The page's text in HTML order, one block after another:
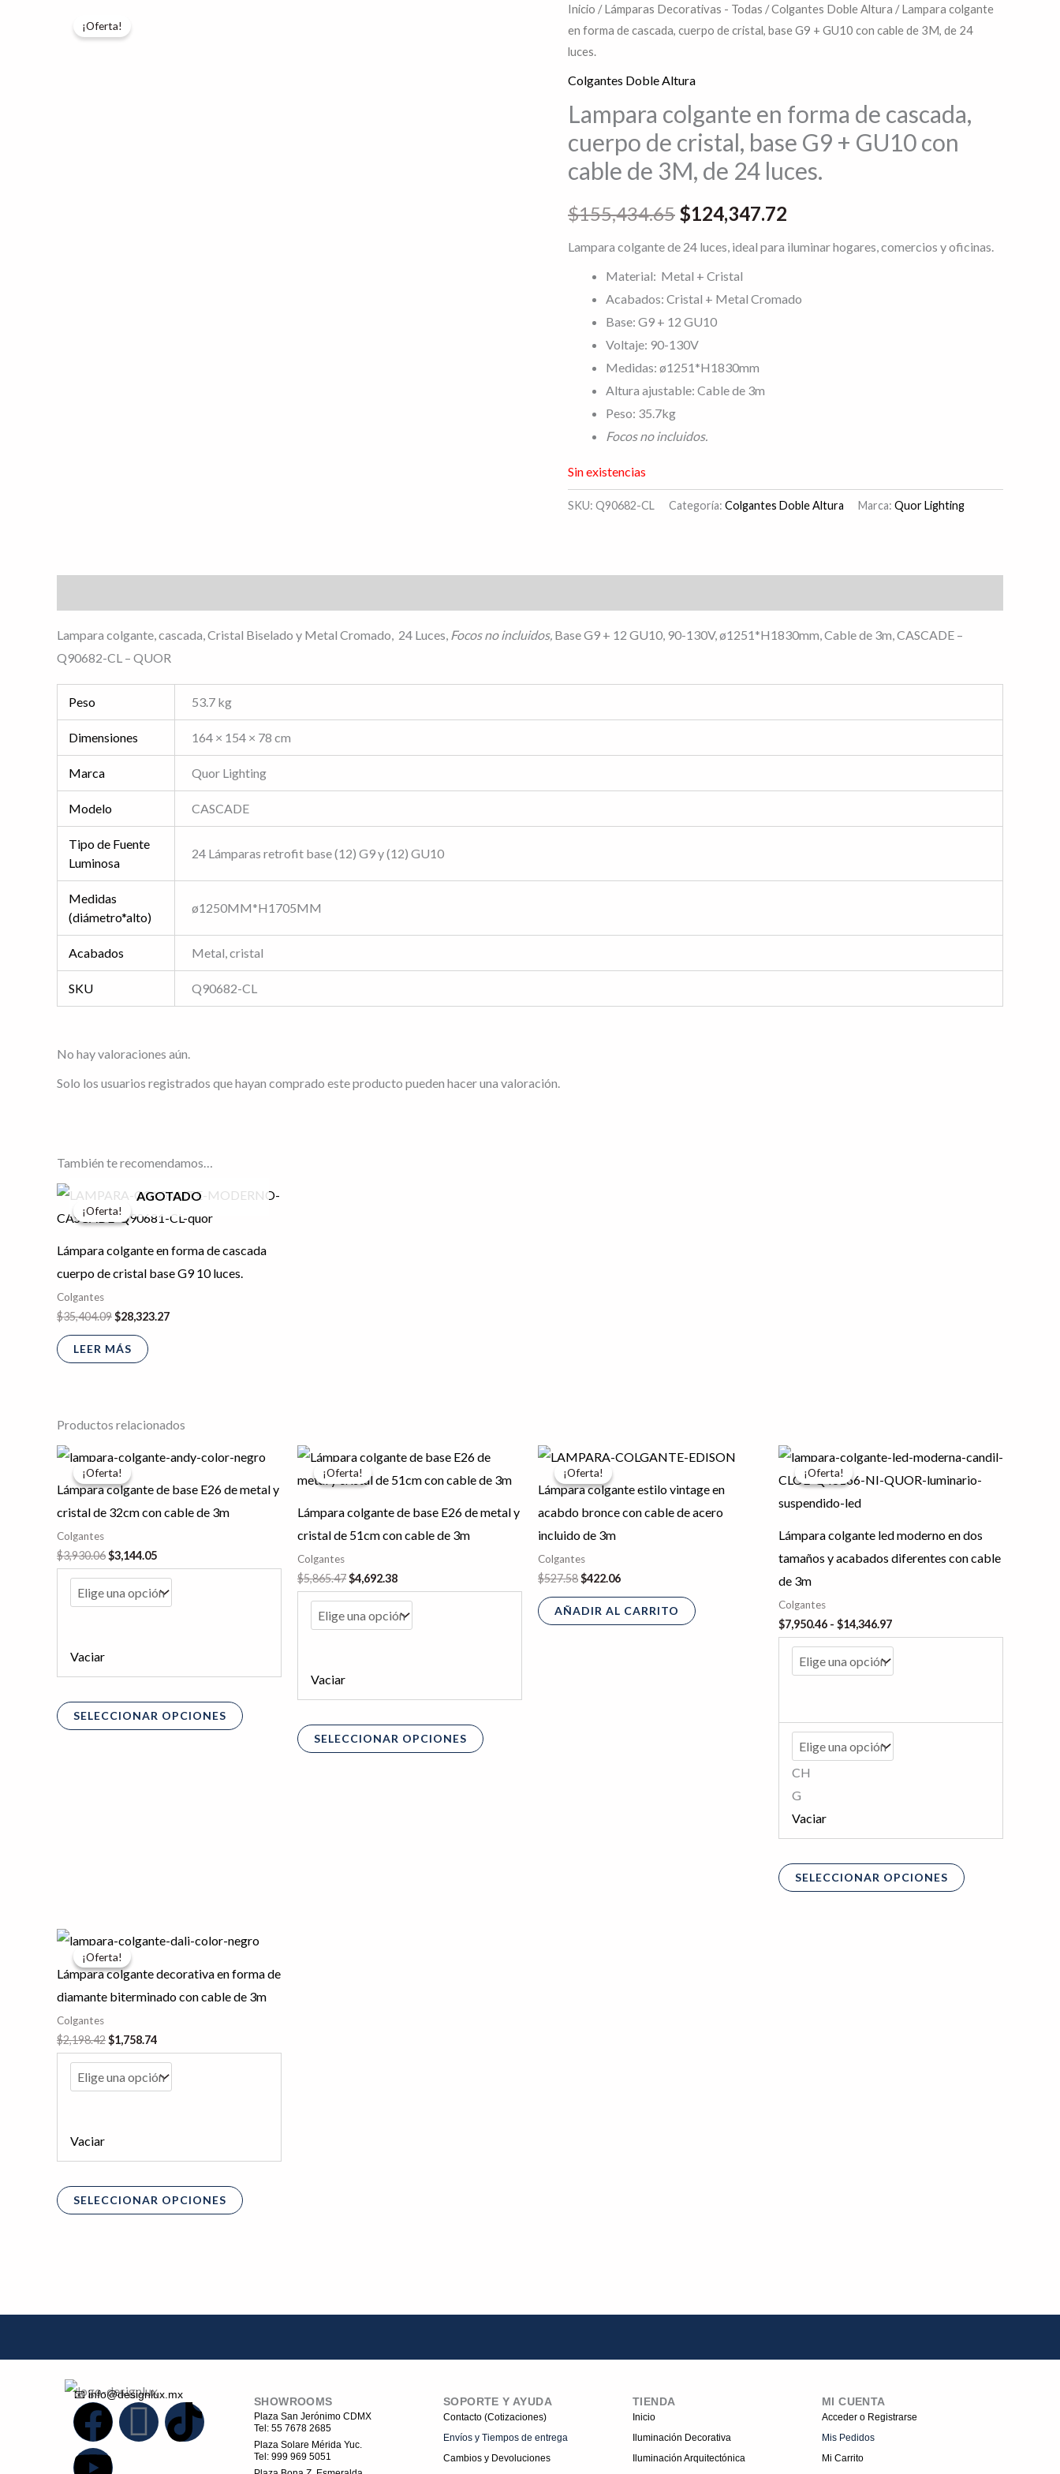
¡Oferta!
Inicio /Lámparas Decorativas - Todas /Colgantes Doble Altura / Lampara colgante
en forma de cascada, cuerpo de cristal, base G9 + GU10 con cable de 3M, de 24
luces.
Colgantes Doble Altura
Lampara colgante en forma de cascada,
cuerpo de cristal, base G9 + GU10 con
cable de 3M, de 24 luces.
$155,434.65
El
original
era:
$155,434.65.
$124,347.72
El
es:
$124,347.72.
Lampara colgante de 24 luces, ideal para iluminar hogares, comercios y oficinas.
Material: Metal + Cristal
Acabados: Cristal + Metal Cromado
Base: G9 + 12 GU10
Voltaje: 90-130V
Medidas: ø1251*H1830mm
Altura ajustable: Cable de 3m
Peso: 35.7kg
Focos no incluidos.
Sin existencias
SKU: Q90682-CL Categoría: Colgantes Doble Altura Marca: Quor Lighting
Lampara colgante, cascada, Cristal Biselado y Metal Cromado, 24 Luces, Focos no incluidos, Base G9 + 12 GU10, 90-130V, ø1251*H1830mm, Cable de 3m, CASCADE –
Q90682-CL – QUOR
Peso 53.7 kg
Dimensiones 164 × 154 × 78 cm
Marca Quor Lighting
Modelo CASCADE
Tipo de Fuente
Luminosa
24 Lámparas retrofit base (12) G9 y (12) GU10
Medidas
(diámetro*alto)
ø1250MM*H1705MM
Acabados Metal, cristal
SKU Q90682-CL
No hay valoraciones aún.
Solo los usuarios registrados que hayan comprado este producto pueden hacer una valoración.
También te recomendamos…
¡Oferta!
AGOTADO
¡Oferta!
Lámpara colgante en forma de cascada
cuerpo de cristal base G9 10 luces.
Colgantes
$35,404.09
El
precio
original
$35,404.09.
$28,323.27
El
precio
actual
$28,323.27.
LEER MÁS
Productos relacionados
¡Oferta!
¡Oferta!
Lámpara colgante de base E26 de metal y
cristal de 32cm con cable de 3m
Colgantes
$3,930.06
precio
original
era:
$3,930.06.
$3,144.05
El
precio
es:
$3,144.05.
Vaciar
SELECCIONAR OPCIONES
Este
Las
¡Oferta!
¡Oferta!
Lámpara colgante de base E26 de metal y
cristal de 51cm con cable de 3m
Colgantes
$5,865.47
precio
original
$5,865.47.
$4,692.38
El
precio
actual
$4,692.38.
Vaciar
SELECCIONAR OPCIONES
Este
producto
múltiples
opciones
¡Oferta!
¡Oferta!
Lámpara colgante estilo vintage en
acabdo bronce con cable de acero
incluido de 3m
Colgantes
$527.58
El
precio
original
era:
$527.58.
$422.06
El
precio
es:
$422.06.
AÑADIR AL CARRITO
¡Oferta!
¡Oferta!
Lámpara colgante led moderno en dos
tamaños y acabados diferentes con cable
de 3m
Colgantes
$7,950.46 - $14,346.97
Rango
de
precios:
$14,346.97
CH
G
Vaciar
SELECCIONAR OPCIONES
Este
producto
pueden
¡Oferta!
¡Oferta!
Lámpara colgante decorativa en forma de
diamante biterminado con cable de 3m
Colgantes
$2,198.42
precio
original
era:
$2,198.42.
$1,758.74
El
precio
es:
$1,758.74.
Vaciar
SELECCIONAR OPCIONES
Este
Las
📧 info@designlux.mx
F I
T
Y
SHOWROOMS
Plaza San Jerónimo CDMX
Tel: 55 7678 2685
Plaza Solare Mérida Yuc.
Tel: 999 969 5051
SOPORTE Y AYUDA
Contacto (Cotizaciones)
Envíos y Tiempos de entrega
Cambios y Devoluciones
TIENDA
Inicio
Iluminación Decorativa
Iluminación Arquitectónica
MI CUENTA
Acceder o Registrarse
Mis Pedidos
Mi Carrito